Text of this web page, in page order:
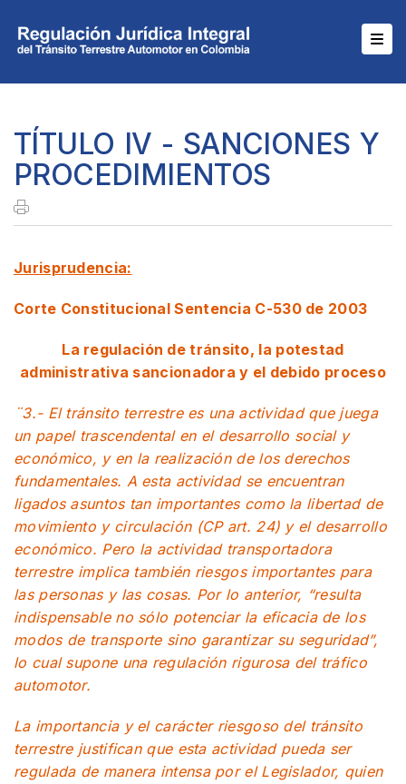
TÍTULO IV - SANCIONES Y
PROCEDIMIENTOS
Jurisprudencia:
Corte Constitucional Sentencia C-530 de 2003
La regulación de tránsito, la potestad
administrativa sancionadora y el debido proceso
¨3.- El tránsito terrestre es una actividad que juega
un papel trascendental en el desarrollo social y
económico, y en la realización de los derechos
fundamentales. A esta actividad se encuentran
ligados asuntos tan importantes como la libertad de
movimiento y circulación (CP art. 24) y el desarrollo
económico. Pero la actividad transportadora
terrestre implica también riesgos importantes para
las personas y las cosas. Por lo anterior, “resulta
indispensable no sólo potenciar la eficacia de los
modos de transporte sino garantizar su seguridad”,
lo cual supone una regulación rigurosa del tráfico
automotor.
La importancia y el carácter riesgoso del tránsito
terrestre justifican que esta actividad pueda ser
regulada de manera intensa por el Legislador, quien